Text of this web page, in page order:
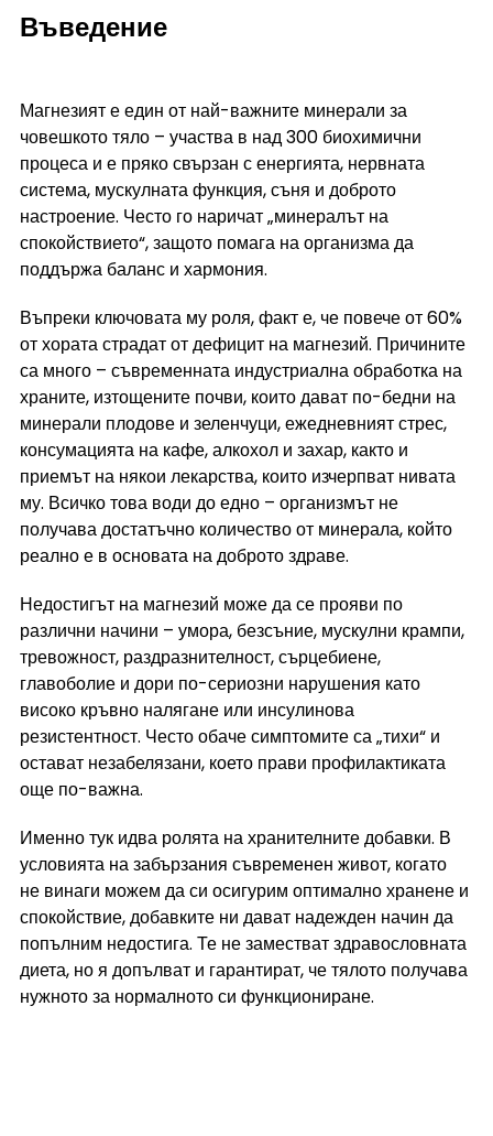
Въведение
Магнезият е един от най-важните минерали за
човешкото тяло – участва в над 300 биохимични
процеса и е пряко свързан с енергията, нервната
система, мускулната функция, съня и доброто
настроение. Често го наричат „минералът на
спокойствието“, защото помага на организма да
поддържа баланс и хармония.
Въпреки ключовата му роля, факт е, че повече от 60%
от хората страдат от дефицит на магнезий. Причините
са много – съвременната индустриална обработка на
храните, изтощените почви, които дават по-бедни на
минерали плодове и зеленчуци, ежедневният стрес,
консумацията на кафе, алкохол и захар, както и
приемът на някои лекарства, които изчерпват нивата
му. Всичко това води до едно – организмът не
получава достатъчно количество от минерала, който
реално е в основата на доброто здраве.
Недостигът на магнезий може да се прояви по
различни начини – умора, безсъние, мускулни крампи,
тревожност, раздразнителност, сърцебиене,
главоболие и дори по-сериозни нарушения като
високо кръвно налягане или инсулинова
резистентност. Често обаче симптомите са „тихи“ и
остават незабелязани, което прави профилактиката
още по-важна.
Именно тук идва ролята на хранителните добавки. В
условията на забързания съвременен живот, когато
не винаги можем да си осигурим оптимално хранене и
спокойствие, добавките ни дават надежден начин да
попълним недостига. Те не заместват здравословната
диета, но я допълват и гарантират, че тялото получава
нужното за нормалното си функциониране.